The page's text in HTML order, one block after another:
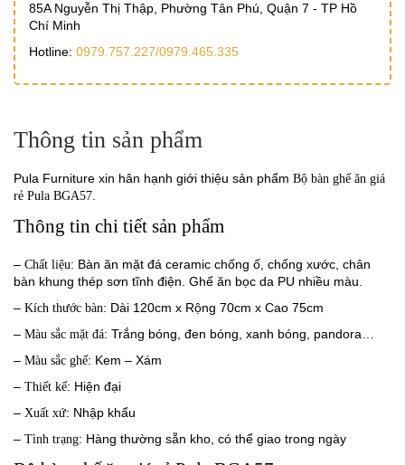
85A Nguyễn Thị Thập, Phường Tân Phú, Quận 7 - TP Hồ
Chí Minh
Hotline: 0979.757.227/0979.465.335
Thông tin sản phẩm
Pula Furniture xin hân hạnh giới thiệu sản phẩm Bộ bàn ghế ăn giá
rẻ Pula BGA57
Thông tin chi tiết sản phẩm
– Chất liệu: Bàn ăn mặt đá ceramic chống ố, chống xước, chân
bàn khung thép sơn tĩnh điện. Ghế ăn bọc da PU nhiều màu.
– Kích thước bàn: Dài 120cm x Rộng 70cm x Cao 75cm
– Màu sắc mặt đá: Trắng bóng, đen bóng, xanh bóng, pandora…
– Màu sắc ghế: Kem – Xám
– Thiết kế: Hiện đại
– Xuất xứ: Nhập khẩu
– Tình trạng: Hàng thường sẵn kho, có thể giao trong ngày